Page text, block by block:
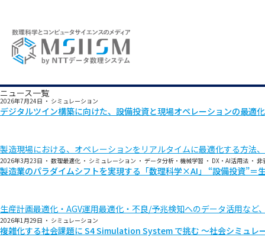
ニュース一覧
2026年7月24日 ・ シミュレーション
デジタルツイン構築に向けた、設備投資と現場オペレーションの最適
製造現場における、オペレーションをリアルタイムに最適化する方法
2026年3月23日 ・ 数理最適化 ・ シミュレーション ・ データ分析・機械学習 ・ DX・AI活用法 ・ 非
製造業のパラダイムシフトを実現する「数理科学×AI」 “設備投資”＝
生産計画最適化・AGV運用最適化・不良/予兆検知へのデータ活用な
2026年1月29日 ・ シミュレーション
複雑化する社会課題に S4 Simulation System で挑む ～社会シミュレ